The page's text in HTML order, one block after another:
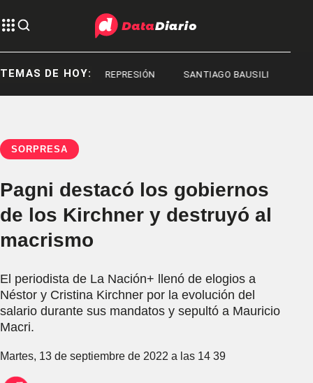
TEMAS DE HOY:
REPRESIÓN REPRESIÓN SANTIAGO BAUSILI
SORPRESA
Pagni destacó los gobiernos
de los Kirchner y destruyó al
macrismo
El periodista de La Nación+ llenó de elogios a
Néstor y Cristina Kirchner por la evolución del
salario durante sus mandatos y sepultó a Mauricio
Macri.
Martes, 13 de septiembre de 2022 a las 14 39